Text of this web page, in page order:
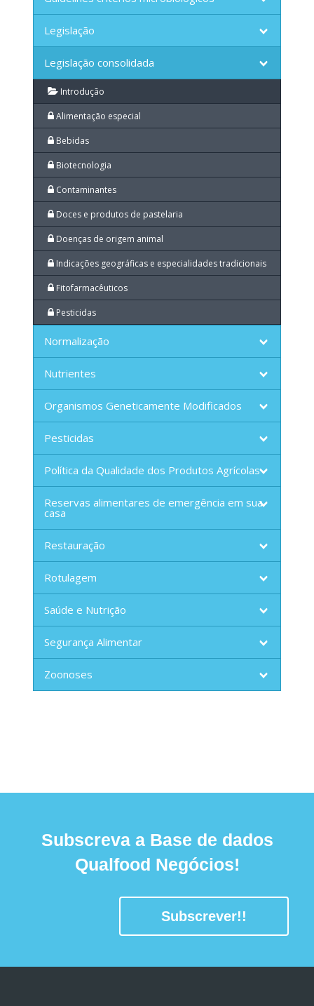
Legislação
Legislação consolidada
Introdução
Alimentação especial
Bebidas
Biotecnologia
Contaminantes
Doces e produtos de pastelaria
Doenças de origem animal
Indicações geográficas e especialidades tradicionais
Fitofarmacêuticos
Pesticidas
Normalização
Nutrientes
Organismos Geneticamente Modificados
Pesticidas
Política da Qualidade dos Produtos Agrícolas
Reservas alimentares de emergência em sua
casa
Restauração
Rotulagem
Saúde e Nutrição
Segurança Alimentar
Zoonoses
Subscreva a Base de dados
Qualfood Negócios!
Subscrever!!